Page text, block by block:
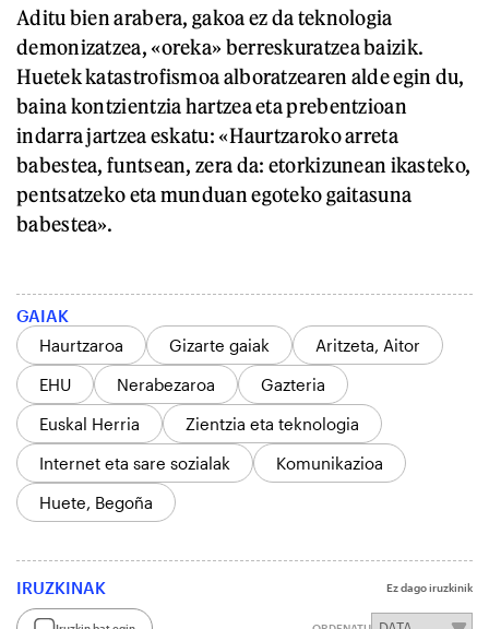
Aditu bien arabera, gakoa ez da teknologia
demonizatzea, «oreka» berreskuratzea baizik.
Huetek katastrofismoa alboratzearen alde egin du,
baina kontzientzia hartzea eta prebentzioan
indarra jartzea eskatu: «Haurtzaroko arreta
babestea, funtsean, zera da: etorkizunean ikasteko,
pentsatzeko eta munduan egoteko gaitasuna
babestea».
GAIAK
Haurtzaroa
Gizarte gaiak
Aritzeta, Aitor
EHU
Nerabezaroa
Gazteria
Euskal Herria
Zientzia eta teknologia
Internet eta sare sozialak
Komunikazioa
Huete, Begoña
IRUZKINAK Ez dago iruzkinik